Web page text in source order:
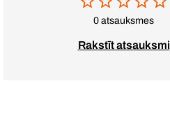
0 atsauksmes
Rakstīt atsauksmi